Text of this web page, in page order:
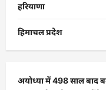
हरियाणा
हिमाचल प्रदेश
अयोध्या में 498 साल बाद